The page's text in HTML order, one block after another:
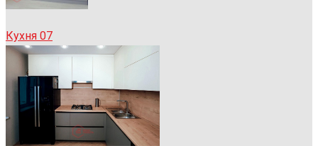
Кухня 07